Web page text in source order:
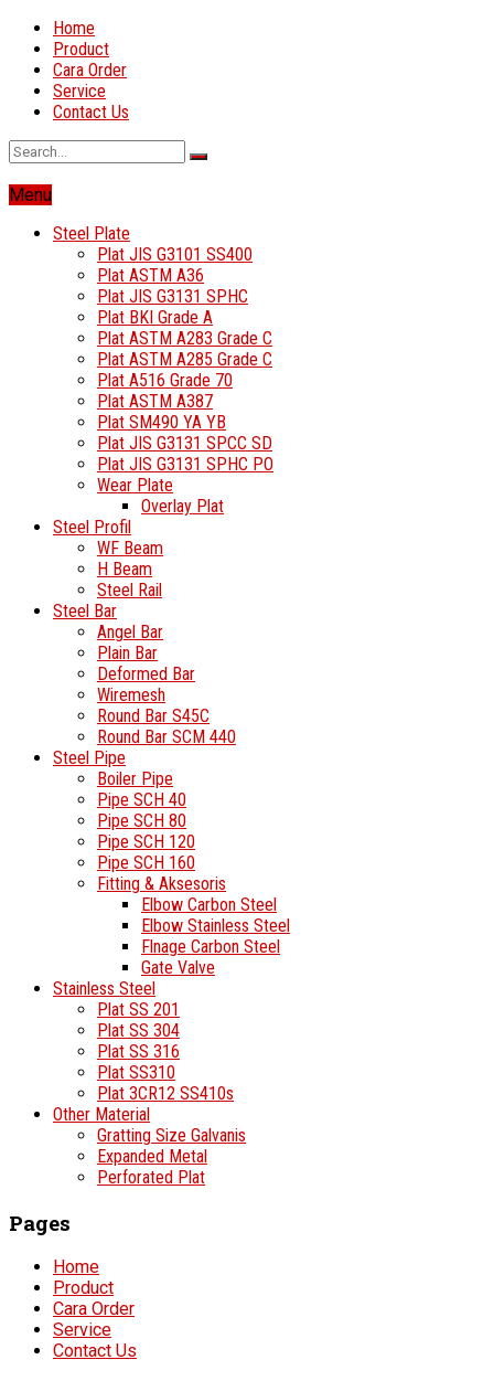
Home
Product
Cara Order
Service
Contact Us
Menu
Steel Plate
Plat JIS G3101 SS400
Plat ASTM A36
Plat JIS G3131 SPHC
Plat BKI Grade A
Plat ASTM A283 Grade C
Plat ASTM A285 Grade C
Plat A516 Grade 70
Plat ASTM A387
Plat SM490 YA YB
Plat JIS G3131 SPCC SD
Plat JIS G3131 SPHC PO
Wear Plate
Overlay Plat
Steel Profil
WF Beam
H Beam
Steel Rail
Steel Bar
Angel Bar
Plain Bar
Deformed Bar
Wiremesh
Round Bar S45C
Round Bar SCM 440
Steel Pipe
Boiler Pipe
Pipe SCH 40
Pipe SCH 80
Pipe SCH 120
Pipe SCH 160
Fitting & Aksesoris
Elbow Carbon Steel
Elbow Stainless Steel
Flnage Carbon Steel
Gate Valve
Stainless Steel
Plat SS 201
Plat SS 304
Plat SS 316
Plat SS310
Plat 3CR12 SS410s
Other Material
Gratting Size Galvanis
Expanded Metal
Perforated Plat
Pages
Home
Product
Cara Order
Service
Contact Us